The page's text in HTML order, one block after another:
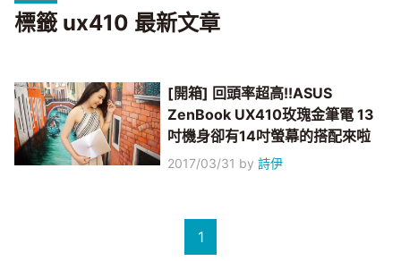
標籤 ux410 最新文章
[開箱] 回頭率超高!!ASUS
ZenBook UX410玫瑰金筆電 13
吋機身卻有14吋螢幕的搭配來啦
2017/03/31 by詩伊
1